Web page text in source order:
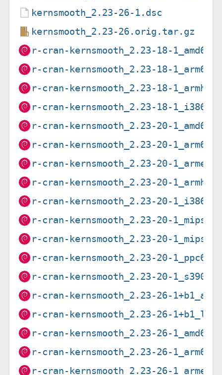
kernsmooth_2.23-26-1.dsc
kernsmooth_2.23-26.orig.tar.gz
r-cran-kernsmooth_2.23-18-
r-cran-kernsmooth_2.23-18-
r-cran-kernsmooth_2.23-18-
r-cran-kernsmooth_2.23-18-
r-cran-kernsmooth_2.23-20-
r-cran-kernsmooth_2.23-20-
r-cran-kernsmooth_2.23-20-
r-cran-kernsmooth_2.23-20-
r-cran-kernsmooth_2.23-20-
r-cran-kernsmooth_2.23-20-
r-cran-kernsmooth_2.23-20-
r-cran-kernsmooth_2.23-20-
r-cran-kernsmooth_2.23-20-
r-cran-kernsmooth_2.23-26-
r-cran-kernsmooth_2.23-26-
r-cran-kernsmooth_2.23-26-
r-cran-kernsmooth_2.23-26-
r-cran-kernsmooth_2.23-26-